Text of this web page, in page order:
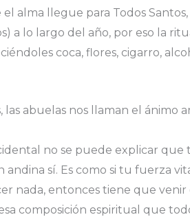
alma llegue para Todos
a lo largo del año, por eso la
coca, flores, cigarro,
las abuelas nos llaman el ánimo
no se puede explicar que
sí. Es como si tu fuerza
nada, entonces tiene que venir
composición espiritual que